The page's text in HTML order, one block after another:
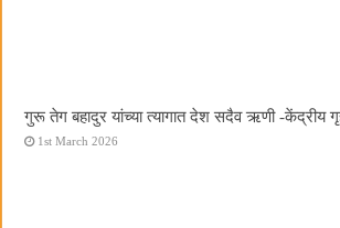
गुरू तेग बहादुर यांच्या त्यागात देश सदैव ऋणी -केंद्रीय
1st March 2026